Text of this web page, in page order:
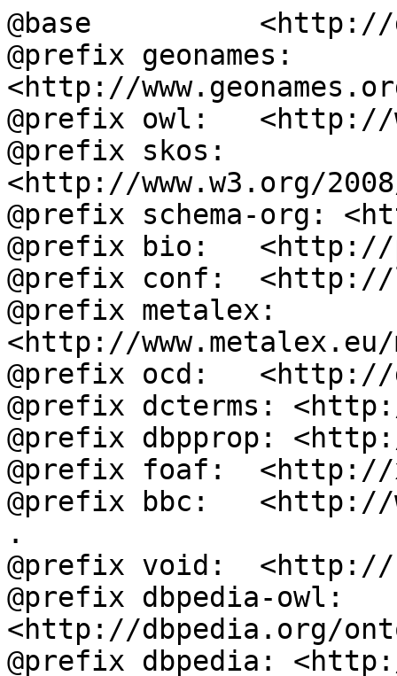
@base          <http://
@prefix geonames:
<http://
@prefix owl:   <http://
@prefix skos:
<http://www.w3.org/
@prefix schema-org:
@prefix bio:
@prefix conf:  <http://
@prefix metalex:
<http://
@prefix ocd:
@prefix dcterms:
@prefix dbpprop:
@prefix foaf:  <http://
@prefix bbc:   <http://
.
@prefix void:
@prefix dbpedia-owl:
<http://dbpedia.org/
@prefix dbpedia: